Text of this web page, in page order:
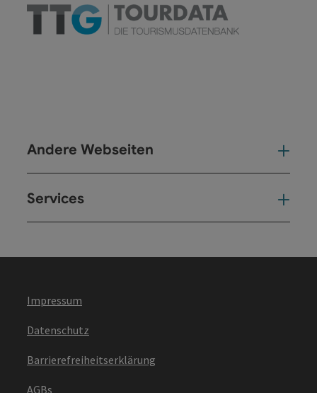
Andere Webseiten
Services
Impressum
Datenschutz
Barrierefreiheitserklärung
AGBs